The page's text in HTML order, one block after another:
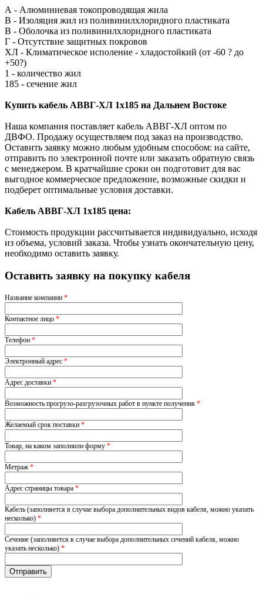
А - Алюминиевая токопроводящая жила
В - Изоляция жил из поливинилхлоридного пластиката
В - Оболочка из поливинилхлоридного пластиката
Г - Отсутствие защитных покровов
ХЛ - Климатическое исполение - хладостойкий (от -60 ? до
+50?)
1 - количество жил
185 - сечение жил
Купить кабель АВВГ-ХЛ 1х185 на Дальнем Востоке
Наша компания поставляет кабель АВВГ-ХЛ оптом по
ДВФО. Продажу осуществляем под заказ на производство.
Оставить заявку можно любым удобным способом: на сайте,
отправить по электронной почте или заказать обратную связь
с менеджером. В кратчайшие сроки он подготовит для вас
выгодное коммерческое предложение, возможные скидки и
подберет оптимальные условия доставки.
Кабель АВВГ-ХЛ 1х185 цена:
Стоимость продукции рассчитывается индивидуально, исходя
из объема, условий заказа. Чтобы узнать окончательную цену,
необходимо оставить заявку.
Оставить заявку на покупку кабеля
Название компании *
Контактное лицо *
Телефон *
Электронный адрес *
Адрес доставки *
Возможность прогрузо-разгрузочных работ в пункте получения *
Желаемый срок поставки *
Товар, на каком заполнили форму *
Метраж*
Адрес страницы товара *
Кабель (заполняется в случае выбора дополнительных видов кабеля, можно указать
несколько) *
Сечение (заполняется в случае выбора дополнительных сечений кабеля, можно
указать несколько) *